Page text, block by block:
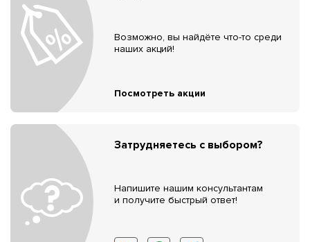
Возможно, вы найдёте что-то среди
наших акций!
Посмотреть акции
Затрудняетесь с выбором?
Напишите нашим консультантам
и получите быстрый ответ!